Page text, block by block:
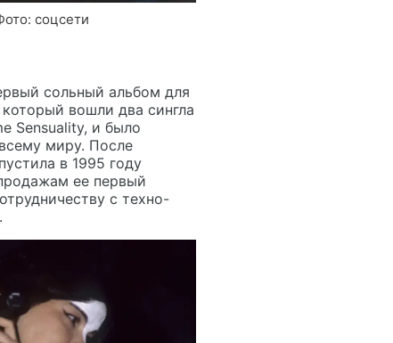
соцсети
сольный альбом для
вошли два сингла
Sensuality, и было
миру. После
в 1995 году
ее первый
с техно-